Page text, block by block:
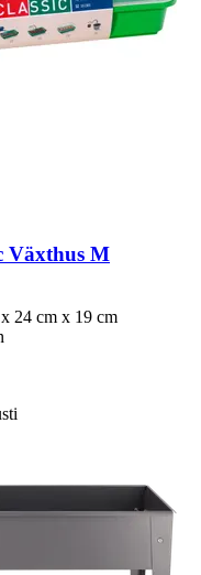
Växthus M
24 cm x 19 cm